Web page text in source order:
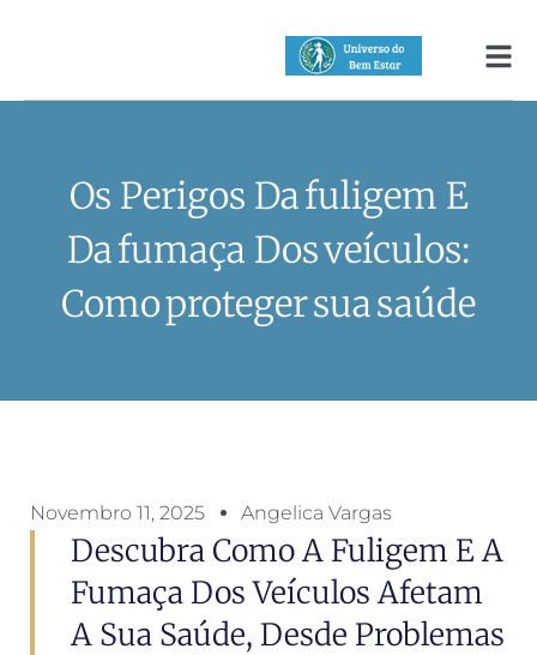
Os Perigos Da Fuligem E
Da Fumaça Dos Veículos:
Como Proteger Sua Saúde
Novembro 11, 2025 Angelica Vargas
Descubra Como A Fuligem E A
Fumaça Dos Veículos Afetam
A Sua Saúde, Desde Problemas